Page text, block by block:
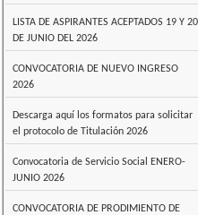
LISTA DE ASPIRANTES ACEPTADOS 19 Y 20
DE JUNIO DEL 2026
CONVOCATORIA DE NUEVO INGRESO
2026
Descarga aquí los formatos para solicitar
el protocolo de Titulación 2026
Convocatoria de Servicio Social ENERO-
JUNIO 2026
CONVOCATORIA DE PRODIMIENTO DE